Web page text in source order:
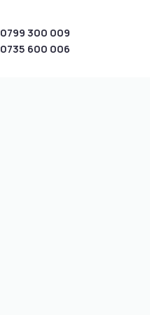
0799 300 009
0735 600 006